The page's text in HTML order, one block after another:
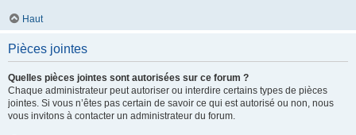
Haut
Pièces jointes
Quelles pièces jointes sont autorisées sur ce forum ?
Chaque administrateur peut autoriser ou interdire certains types de pièces
jointes. Si vous n’êtes pas certain de savoir ce qui est autorisé ou non, nous
vous invitons à contacter un administrateur du forum.